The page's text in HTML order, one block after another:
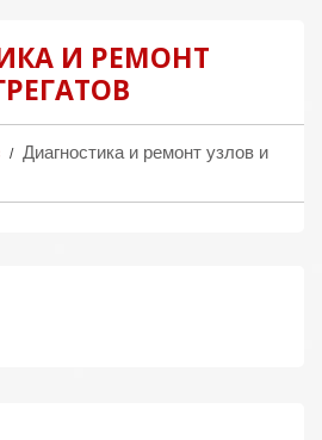
И РЕМОНТ
Диагностика и ремонт узлов и